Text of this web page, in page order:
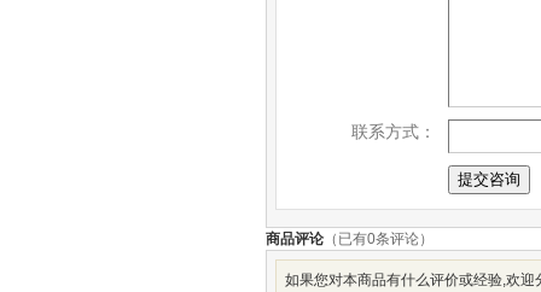
联系方式：
商品评论 （已有0条评论）
如果您对本商品有什么评价或经验,欢迎